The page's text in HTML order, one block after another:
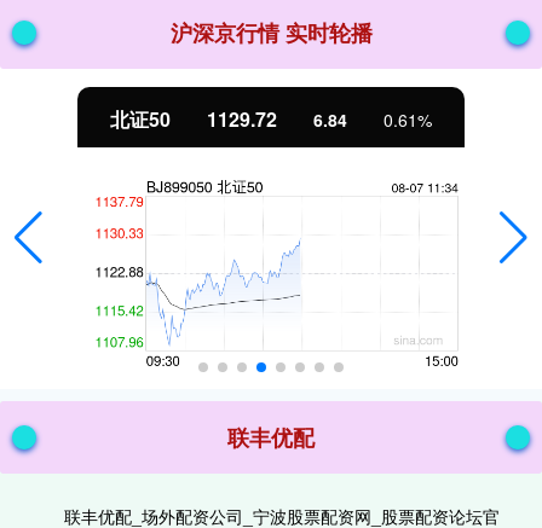
沪深京行情 实时轮播
北证50 1129.72 6.84 0.61%
联丰优配
联丰优配_场外配资公司_宁波股票配资网_股票配资论坛官